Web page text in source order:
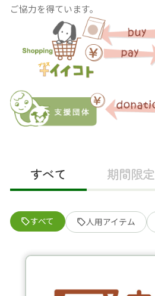
ご協力を得ています。
すべて 期間限定
すべて 人用アイテム